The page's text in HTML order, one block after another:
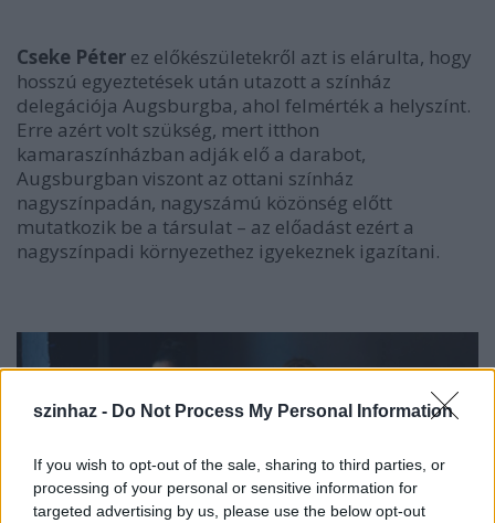
szinhaz - Do Not Process My Personal Information
If you wish to opt-out of the sale, sharing to third parties, or
processing of your personal or sensitive information for
targeted advertising by us, please use the below opt-out
Cseke Péter ez előkészületekről azt is elárulta, hogy
hosszú egyeztetések után utazott a színház
delegációja Augsburgba, ahol felmérték a helyszínt.
Erre azért volt szükség, mert itthon
kamaraszínházban adják elő a darabot,
Augsburgban viszont az ottani színház
nagyszínpadán, nagyszámú közönség előtt
mutatkozik be a társulat – az előadást ezért a
nagyszínpadi környezethez igyekeznek igazítani.